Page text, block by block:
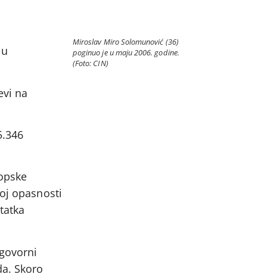
Miroslav Miro Solomunović (36)
poginuo je u maju 2006. godine.
(Foto: CIN)
na
opasnosti
Skoro